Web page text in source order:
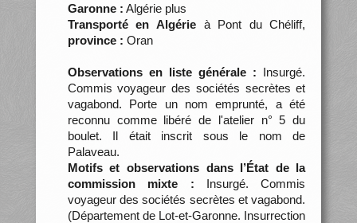
Garonne : Algérie plus
Transporté en Algérieà Pont du Chéliff,
province : Oran
Observations en liste générale : Insurgé.
Commis voyageur des sociétés secrètes et
vagabond. Porte un nom emprunté, a été
reconnu comme libéré de l'atelier n° 5 du
boulet. Il était inscrit sous le nom de
Palaveau.
Motifs et observations dans l’État de la
commission mixte : Insurgé. Commis
voyageur des sociétés secrètes et vagabond.
(Département de Lot-et-Garonne. Insurrection